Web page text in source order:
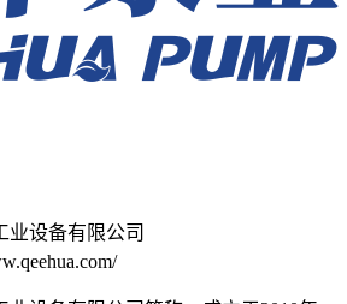
业设备有限公司